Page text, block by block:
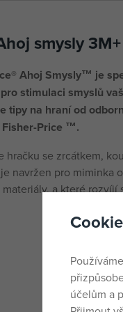
smysly
Ahoj Smysly™ je
stimulaci smyslů
tipy na hraní od
Fisher-Price ™.
se zrcátkem,
navržen pro miminka
a které rozvíjí
účelům a